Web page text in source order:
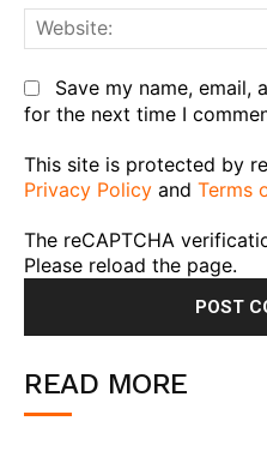
Save my name, email,
for the next time I
This site is protected by
Privacy Policy and Terms
The reCAPTCHA
Please reload the page.
READ MORE